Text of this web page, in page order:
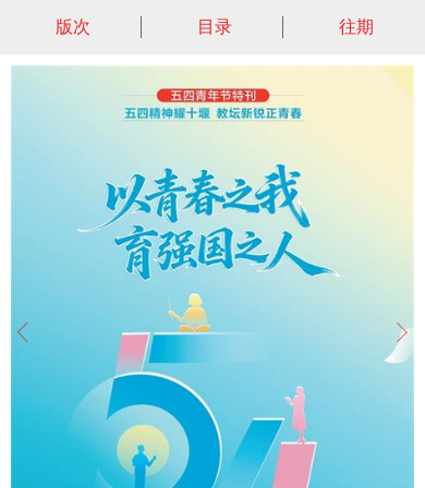
版次 目录 往期